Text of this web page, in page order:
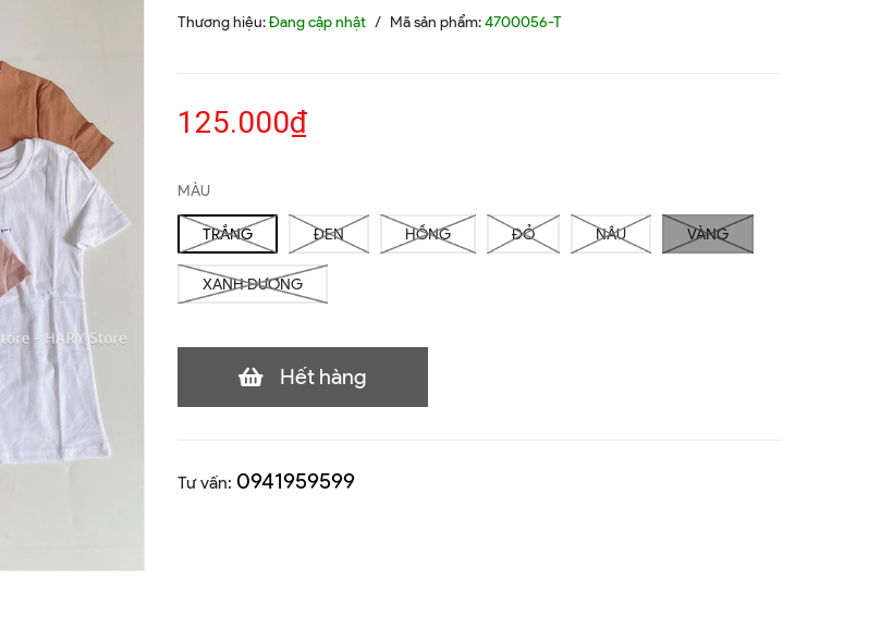
Thương hiệu:Đang cập nhật / Mã sản phẩm:4700056-T
125.000₫
MÀU
TRẮNG ĐEN HỒNG ĐỎ NÂU VÀNG
XANH DƯƠNG
Hết hàng
Tư vấn: 0941959599